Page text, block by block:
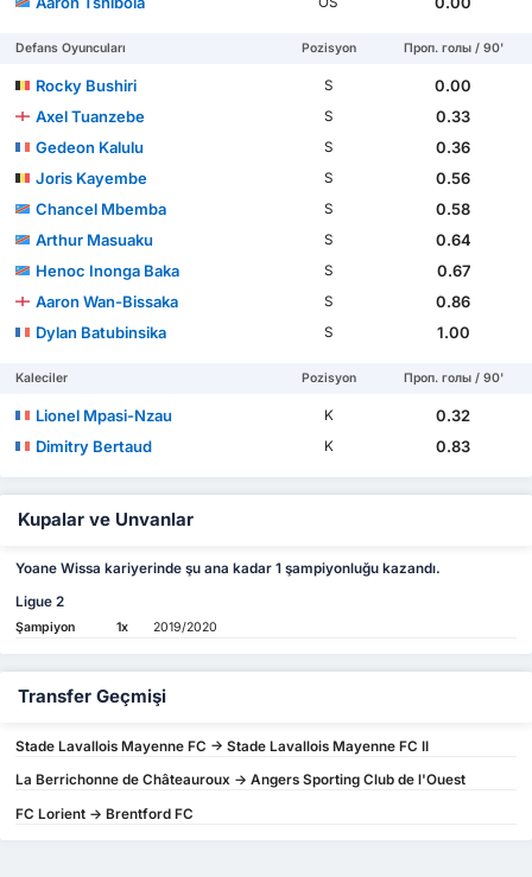
Defans Oyuncuları Pozisyon Проп. голы / 90'
Rocky Bushiri S
0.00
Axel Tuanzebe
S
0.33
Gedeon Kalulu
S
0.36
Joris Kayembe
S
0.56
Chancel Mbemba
S
0.58
Arthur Masuaku
S
0.64
Henoc Inonga Baka
S
0.67
Aaron Wan-Bissaka
S
0.86
Dylan Batubinsika
S 1.00
Kaleciler Pozisyon Проп. голы / 90'
Lionel Mpasi-Nzau K
0.32
Dimitry Bertaud
K 0.83
Kupalar ve Unvanlar
Yoane Wissa kariyerinde şu ana kadar 1 şampiyonluğu kazandı.
Ligue 2
Şampiyon 1x 2019/2020
Transfer Geçmişi
Stade Lavallois Mayenne FC -> Stade Lavallois Mayenne FC II
La Berrichonne de Châteauroux -> Angers Sporting Club de l'Ouest
FC Lorient -> Brentford FC